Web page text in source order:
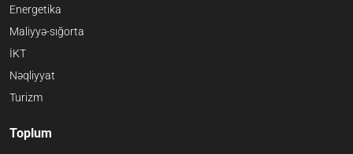
Energetika
Maliyyə-sığorta
İKT
Nəqliyyat
Turizm
Toplum